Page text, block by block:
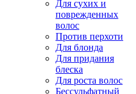
Для сухих и
поврежденных
волос
Против перхоти
Для блонда
Для придания
блеска
Для роста волос
Бессульфатный